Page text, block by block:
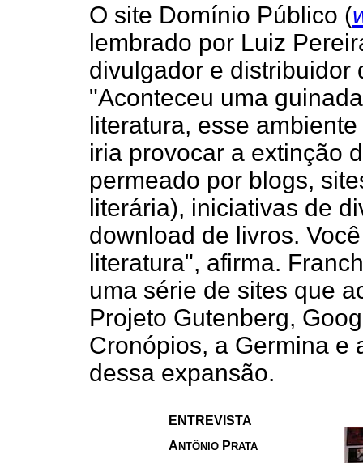
O site Domínio Público (
lembrado por Luiz
divulgador e distribuidor
"Aconteceu uma
literatura, esse
iria provocar a extinção
permeado por blogs,
literária), iniciativas de
download de livros.
literatura", afirma.
uma série de sites que
Projeto Gutenberg,
Cronópios, a Germina
dessa expansão.
ENTREVISTA
A NTÔNIO P RATA